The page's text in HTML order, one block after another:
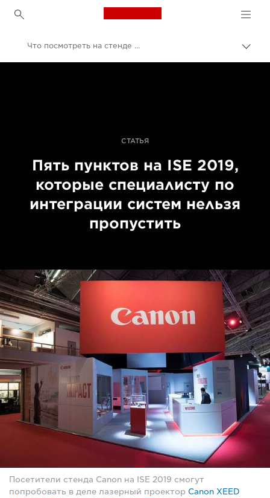
Canon Logo, back to
Интегрированные системы Европы 2020 | ISE
Что посмотреть на стенде Canon на ISE 2019
СТАТЬЯ
Пять пунктов на ISE 2019,
которые специалисту по
интеграции систем нельзя
пропустить
Посетители стенда Canon на ISE 2019 смогут
попробовать в деле лазерный проектор Canon XEED